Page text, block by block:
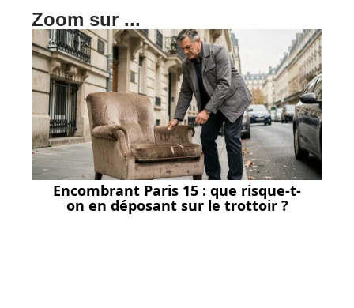
Zoom sur ...
Encombrant Paris 15 : que risque-t-
on en déposant sur le trottoir ?